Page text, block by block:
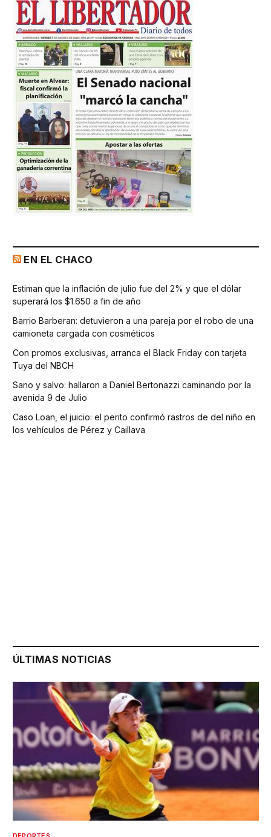
EN EL CHACO
Estiman que la inflación de julio fue del 2% y que el dólar
superará los $1.650 a fin de año
Barrio Barberan: detuvieron a una pareja por el robo de una
camioneta cargada con cosméticos
Con promos exclusivas, arranca el Black Friday con tarjeta
Tuya del NBCH
Sano y salvo: hallaron a Daniel Bertonazzi caminando por la
avenida 9 de Julio
Caso Loan, el juicio: el perito confirmó rastros de del niño en
los vehículos de Pérez y Caillava
ÚLTIMAS NOTICIAS